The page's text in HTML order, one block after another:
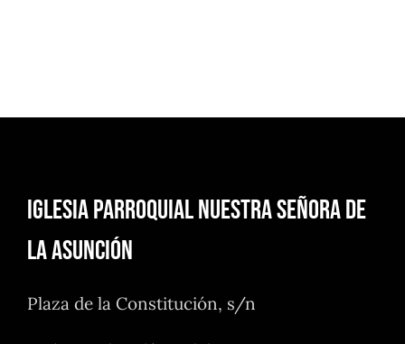
Iglesia Parroquial Nuestra Señora de
la Asunción
Plaza de la Constitución, s/n